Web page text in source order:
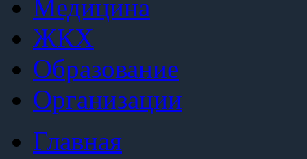
Медицина
ЖКХ
Образование
Организации
Главная